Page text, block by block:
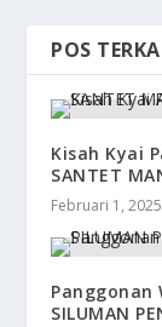
POS
Kisah Kyai
SANTET
Februari 1, 2025
Panggonan
SILUMAN